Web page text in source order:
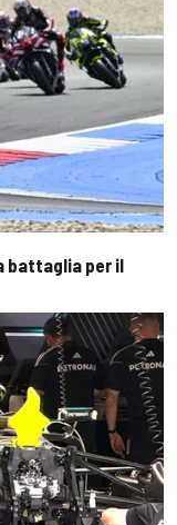
battaglia per il